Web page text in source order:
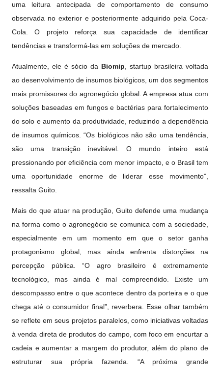
uma leitura antecipada de comportamento de consumo
observada no exterior e posteriormente adquirido pela Coca-
Cola. O projeto reforça sua capacidade de identificar
tendências e transformá-las em soluções de mercado.
Atualmente, ele é sócio da Biomip , startup brasileira voltada
ao desenvolvimento de insumos biológicos, um dos segmentos
mais promissores do agronegócio global. A empresa atua com
soluções baseadas em fungos e bactérias para fortalecimento
do solo e aumento da produtividade, reduzindo a dependência
de insumos químicos. “Os biológicos não são uma tendência,
são uma transição inevitável. O mundo inteiro está
pressionando por eficiência com menor impacto, e o Brasil tem
uma oportunidade enorme de liderar esse movimento”,
ressalta Guito.
Mais do que atuar na produção, Guito defende uma mudança
na forma como o agronegócio se comunica com a sociedade,
especialmente em um momento em que o setor ganha
protagonismo global, mas ainda enfrenta distorções na
percepção pública. “O agro brasileiro é extremamente
tecnológico, mas ainda é mal compreendido. Existe um
descompasso entre o que acontece dentro da porteira e o que
chega até o consumidor final”, reverbera. Esse olhar também
se reflete em seus projetos paralelos, como iniciativas voltadas
à venda direta de produtos do campo, com foco em encurtar a
cadeia e aumentar a margem do produtor, além do plano de
estruturar sua própria fazenda. “A próxima grande